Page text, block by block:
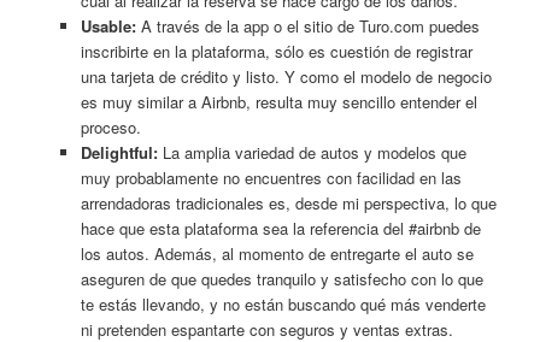
Usable:A través de la app o el sitio de Turo.com puedes
inscribirte en la plataforma, sólo es cuestión de registrar
una tarjeta de crédito y listo. Y como el modelo de negocio
es muy similar a Airbnb, resulta muy sencillo entender el
proceso.
Delightful:La amplia variedad de autos y modelos que
muy probablamente no encuentres con facilidad en las
arrendadoras tradicionales es, desde mi perspectiva, lo que
hace que esta plataforma sea la referencia del #airbnb de
los autos. Además, al momento de entregarte el auto se
aseguren de que quedes tranquilo y satisfecho con lo que
te estás llevando, y no están buscando qué más venderte
ni pretenden espantarte con seguros y ventas extras.